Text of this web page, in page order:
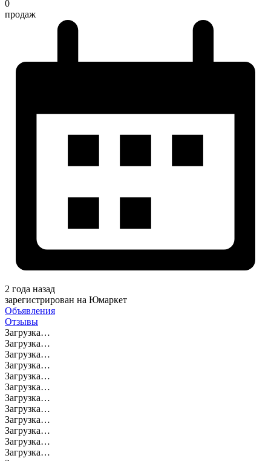
0
продаж
2 года назад
зарегистрирован на Юмаркет
Объявления
Отзывы
Загрузка…
Загрузка…
Загрузка…
Загрузка…
Загрузка…
Загрузка…
Загрузка…
Загрузка…
Загрузка…
Загрузка…
Загрузка…
Загрузка…